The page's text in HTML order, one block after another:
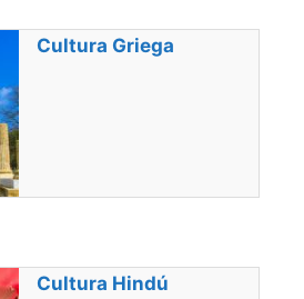
Cultura Griega
Cultura Hindú